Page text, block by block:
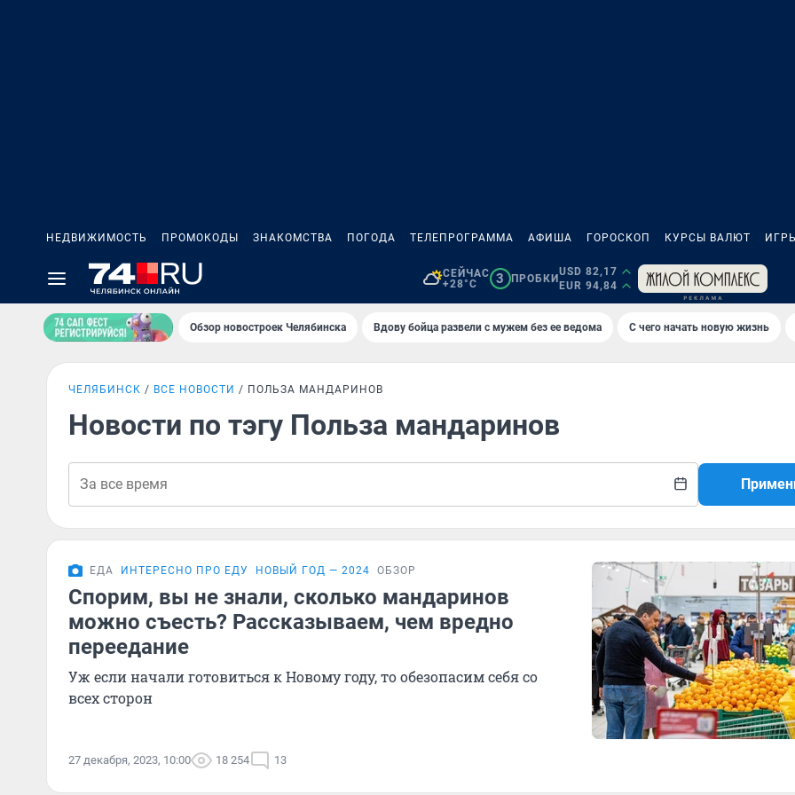
НЕДВИЖИМОСТЬ ПРОМОКОДЫ ЗНАКОМСТВА ПОГОДА ТЕЛЕПРОГРАММА АФИША ГОРОСКОП КУРСЫ ВАЛЮТ
СЕЙЧАС
+28°C
3 ПРОБКИ
USD 82,17
EUR 94,84
Обзор новостроек Челябинска Вдову бойца развели с мужем без ее ведома С чего начать новую жизнь
ЧЕЛЯБИНСК ВСЕ НОВОСТИ ПОЛЬЗА МАНДАРИНОВ
Новости по тэгу Польза мандаринов
ЕДА ИНТЕРЕСНО ПРО ЕДУ НОВЫЙ ГОД — 2024 ОБЗОР
Спорим, вы не знали, сколько мандаринов
можно съесть? Рассказываем, чем вредно
переедание
Уж если начали готовиться к Новому году, то обезопасим себя со
всех сторон
27 декабря, 2023, 10:00 18 254 13